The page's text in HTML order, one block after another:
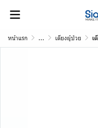
หน้าแรก ... เตียงผู้ป่วย เ